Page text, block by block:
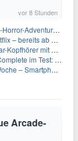
vor 8 Stunden
für 27,99€
Monat (statt 17,99€)
mit ANC für 149,99€
viel Technik in nur 8,9 cm Höhe
& SIM-Only im Überblick
Arcade-